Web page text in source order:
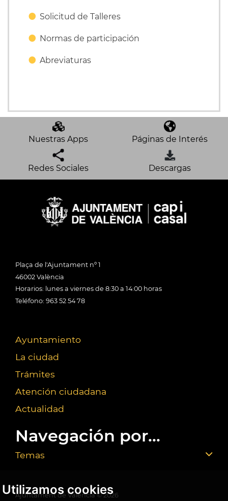
Utilizamos cookies
Solicitud de Talleres
Normas de participación
Abreviaturas
Nuestras Apps Páginas de Interés
Redes Sociales Descargas
Plaça de l'Ajuntament nº 1
46002 València
Horarios: lunes a viernes de 8:30 a 14:00 horas
Teléfono: 963 52 54 78
Ayuntamiento
La ciudad
Trámites
Atención ciudadana
Actualidad
Navegación por...
Temas
Ajuntament de València ©2026